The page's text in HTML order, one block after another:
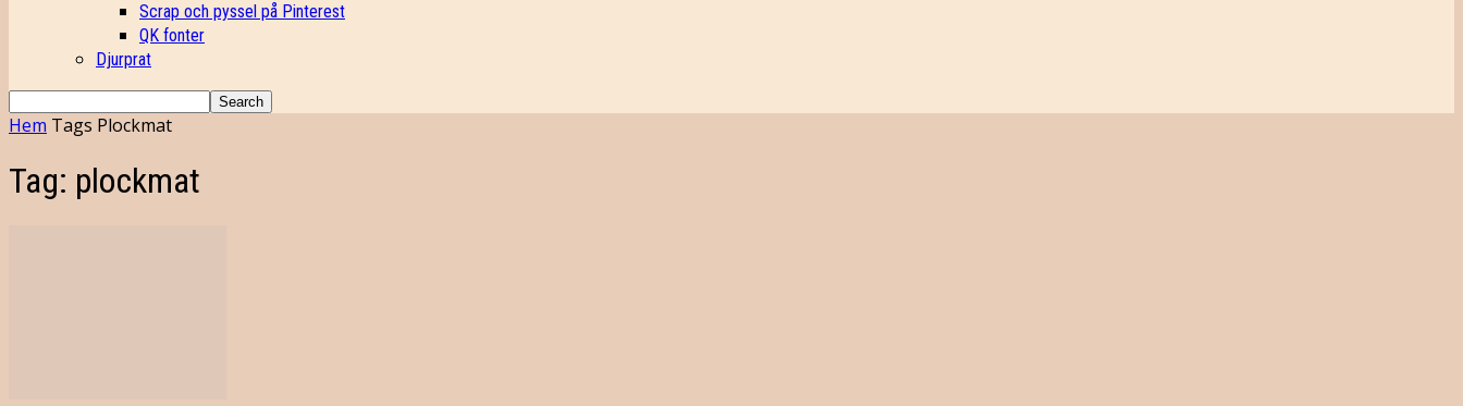
Scrap och pyssel på Pinterest
QK fonter
Djurprat
Hem Tags Plockmat
Tag: plockmat